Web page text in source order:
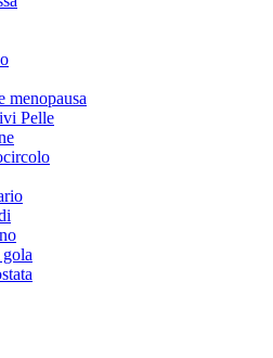
menopausa
Pelle